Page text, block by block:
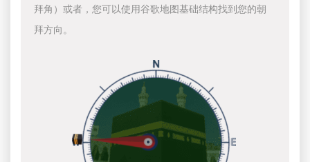
拜角）或者，您可以使用谷歌地图基础结构找到您的朝
拜方向。